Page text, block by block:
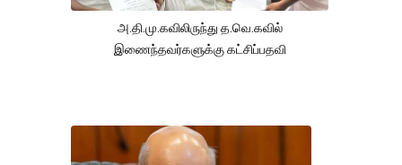
அ.தி.மு.கவிலிருந்து த.வெ.கவில்
இணைந்தவர்களுக்கு கட்சிப்பதவி